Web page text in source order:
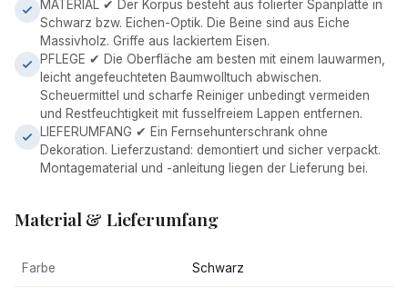
MATERIAL ✔ Der Korpus besteht aus folierter Spanplatte in
Schwarz bzw. Eichen-Optik. Die Beine sind aus Eiche
Massivholz. Griffe aus lackiertem Eisen.
PFLEGE ✔ Die Oberfläche am besten mit einem lauwarmen,
leicht angefeuchteten Baumwolltuch abwischen.
Scheuermittel und scharfe Reiniger unbedingt vermeiden
und Restfeuchtigkeit mit fusselfreiem Lappen entfernen.
LIEFERUMFANG ✔ Ein Fernsehunterschrank ohne
Dekoration. Lieferzustand: demontiert und sicher verpackt.
Montagematerial und -anleitung liegen der Lieferung bei.
Material & Lieferumfang
Farbe Schwarz